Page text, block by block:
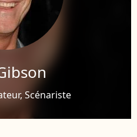
Scénariste